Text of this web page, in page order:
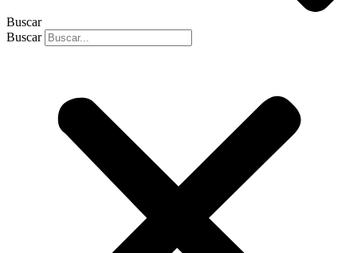
Buscar
Buscar